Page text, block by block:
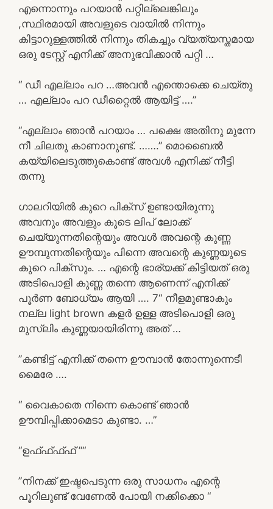
എന്നൊന്നും പറയാൻ പറ്റില്ലെങ്കിലും
,സ്ഥിരമായി അവളുടെ വായിൽ നിന്നും
കിട്ടാറുള്ളത്തിൽ നിന്നും തികച്ചും വ്യത്യസ്തമായ
ഒരു ടേസ്റ്റ് എനിക്ക് അനുഭവിക്കാൻ പറ്റി …
“ ഡീ എല്ലാം പറ …അവൻ എന്തൊക്കെ ചെയ്തു
… എല്ലാം പറ ഡീറ്റൈൽ ആയിട്ട് ….”
“എല്ലാം ഞാൻ പറയാം … പക്ഷെ അതിനു മുന്നേ
നീ ചിലതു കാണാനുണ്ട്. …….” മൊബൈൽ
കയ്യിലെടുത്തുകൊണ്ട് അവൾ എനിക്ക് നീട്ടി
തന്നു
ഗാലറിയിൽ കുറെ പിക്സ് ഉണ്ടായിരുന്നു
അവനും അവളും കൂടെ ലിപ് ലോക്ക്
ചെയ്യുന്നതിന്റെയും അവൾ അവന്റെ കുണ്ണ
ഊമ്പുന്നതിന്റെയും പിന്നെ അവന്റെ കുണ്ണയുടെ
കുറെ പിക്സും. … എന്റെ ഭാര്യക്ക് കിട്ടിയത് ഒരു
അടിപൊളി കുണ്ണ തന്നെ ആണെന്ന് എനിക്ക്
പൂർണ ബോധ്യം ആയി …. 7“ നീളമുണ്ടാകും
നല്ല light brown കളർ ഉള്ള അടിപൊളി ഒരു
മുസ്ലിം കുണ്ണയായിരിന്നു അത് …
”കണ്ടിട്ട് എനിക്ക് തന്നെ ഊമ്പാൻ തോന്നുന്നെടീ
മൈരേ ….
“ വൈകാതെ നിന്നെ കൊണ്ട് ഞാൻ
ഊമ്പിപ്പിക്കാമെടാ കുണ്ടാ. …”
“ഉഫ്ഫ്ഫ്ഫ് ”“
”നിനക്ക് ഇഷ്ടപെടുന്ന ഒരു സാധനം എന്റെ
പൂറിലുണ്ട് വേണേൽ പോയി നക്കിക്കൊ “